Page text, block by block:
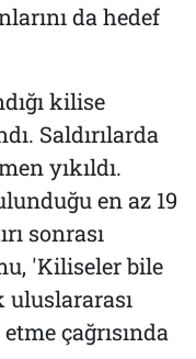
da hedef
kilise
Saldırılarda
yıkıldı.
en az 19
sonrası
'Kiliseler bile
uluslararası
çağrısında